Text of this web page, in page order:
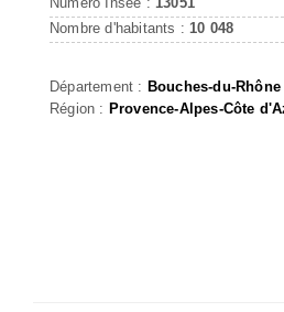
Nombre d'habitants : 10 048
Département : Bouches-du-Rhône
Région : Provence-Alpes-Côte